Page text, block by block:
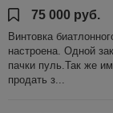
75 000 руб.
Винтовка
настроена. Одной
пачки пуль.Так же
продать з...